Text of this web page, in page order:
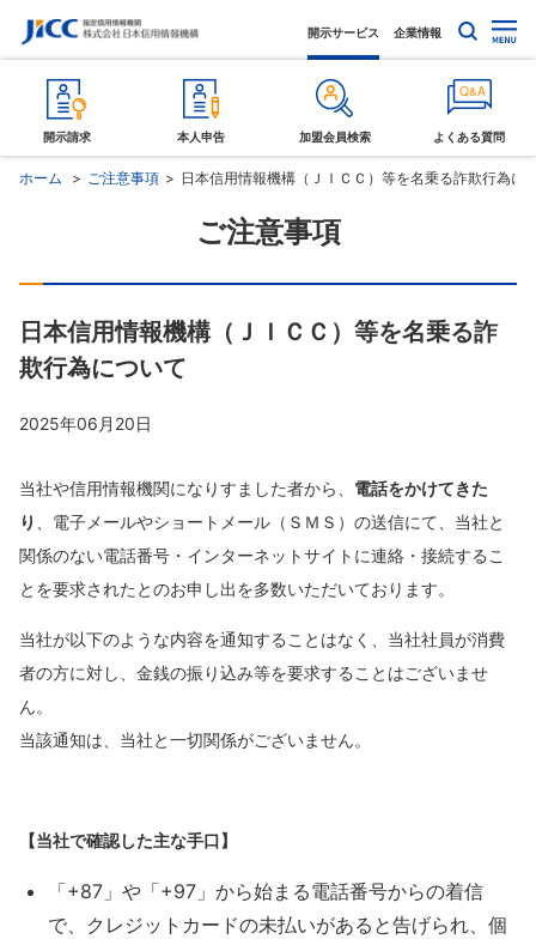
開示サービス 企業情報
開示請求 本人申告 加盟会員検索 よくある質問
ホーム ご注意事項 日本信用情報機構（ＪＩＣＣ）等を名乗る詐欺行為に
ご注意事項
日本信用情報機構（ＪＩＣＣ）等を名乗る詐
欺行為について
2025年06月20日
当社や信用情報機関になりすました者から、 電話をかけてきた
り
、電子メールやショートメール（ＳＭＳ）の送信にて、当社と
関係のない電話番号・インターネットサイトに連絡・接続するこ
とを要求されたとのお申し出を多数いただいております。
当社が以下のような内容を通知することはなく、当社社員が消費
者の方に対し、金銭の振り込み等を要求することはございませ
ん。
当該通知は、当社と一切関係がございません。
【当社で確認した主な手口】
「+87」や「+97」から始まる電話番号からの着信
で、クレジットカードの未払いがあると告げられ、個